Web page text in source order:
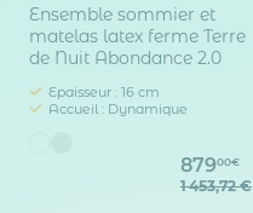
Ensemble sommier et
matelas latex ferme Terre
de Nuit Abondance 2.0
Epaisseur : 16 cm
Accueil : Dynamique
87900€
1 453,72 €